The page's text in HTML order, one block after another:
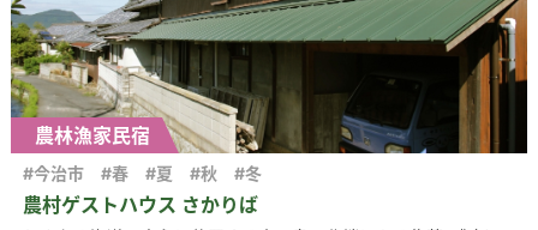
農林漁家民宿
農村ゲストハウス さかりば
#今治市 #春 #夏 #秋 #冬